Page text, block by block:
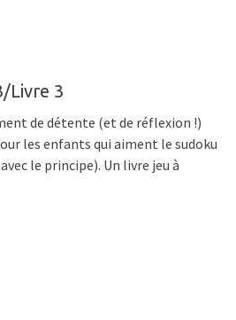
Livre 3
de détente (et de réflexion !)
les enfants qui aiment le sudoku
le principe). Un livre jeu à